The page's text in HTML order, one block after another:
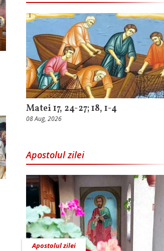
Matei 17, 24-27; 18, 1-4
08 Aug, 2026
Apostolul zilei
Apostolul zilei